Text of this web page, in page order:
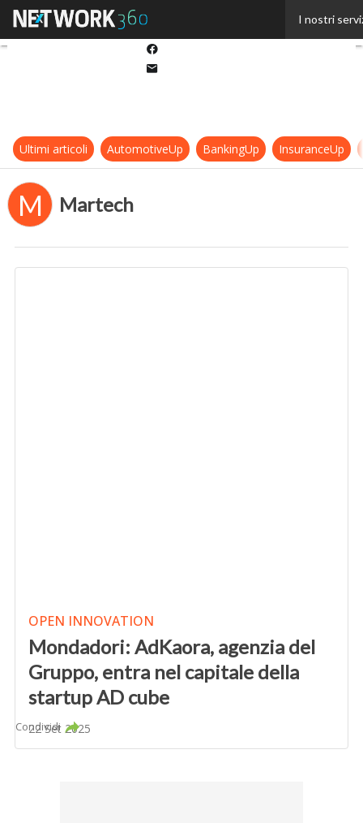
I nostri
Ultimi articoli AutomotiveUp BankingUp InsuranceUp
M Martech
OPEN INNOVATION
Mondadori: AdKaora, agenzia del
Gruppo, entra nel capitale della
startup AD cube
22 Set 2025
Condividi